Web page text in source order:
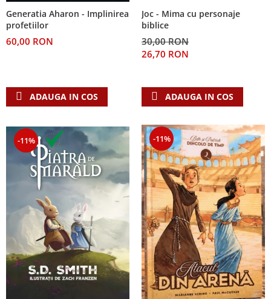
Generatia Aharon - Implinirea
profetiilor
60,00 RON
ADAUGA IN COS
Joc - Mima cu personaje
biblice
30,00 RON
26,70 RON
ADAUGA IN COS
-11% -11%